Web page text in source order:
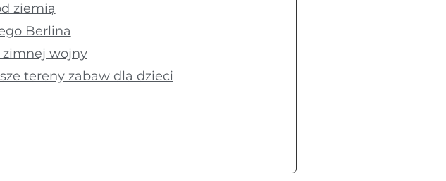
ziemią
Berlina
zimnej wojny
tereny zabaw dla dzieci